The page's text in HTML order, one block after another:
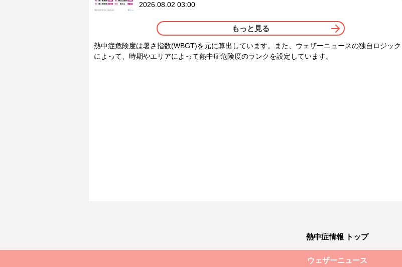
2026.08.02 03:00
もっと見る
熱中症危険度は暑さ指数(WBGT)を元に算出しています。また、ウェザーニュースの独自ロジック
によって、時期やエリアによって熱中症危険度のランクを設定しています。
熱中症情報 トップ
ウェザーニュース